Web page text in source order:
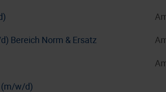
Bereich Norm & Ersatz
(m/w/d)